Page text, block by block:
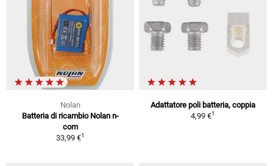
Nolan
Batteria di ricambio Nolan n-
com
33,99 €1
Adattatore poli batteria, coppia
4,99 €1